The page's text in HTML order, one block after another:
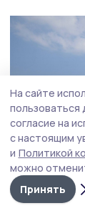
На сайте
согласие на
с настоящим
и Политикой
можно
Принять